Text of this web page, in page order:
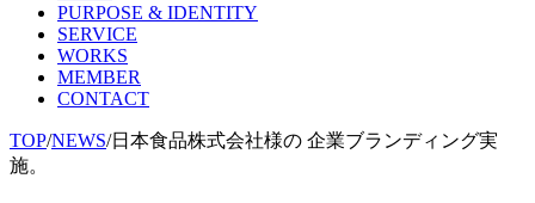
PURPOSE & IDENTITY
SERVICE
WORKS
MEMBER
CONTACT
TOP/NEWS/日本食品株式会社様の 企業ブランディング実
施。